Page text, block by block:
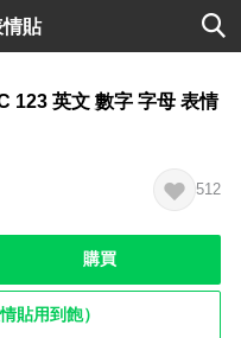
貼
123 英文 數字 字母 表情
512
購買
貼用到飽）